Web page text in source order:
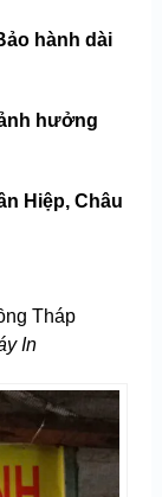
hành dài
hưởng
Hiệp, Châu
Tháp
In